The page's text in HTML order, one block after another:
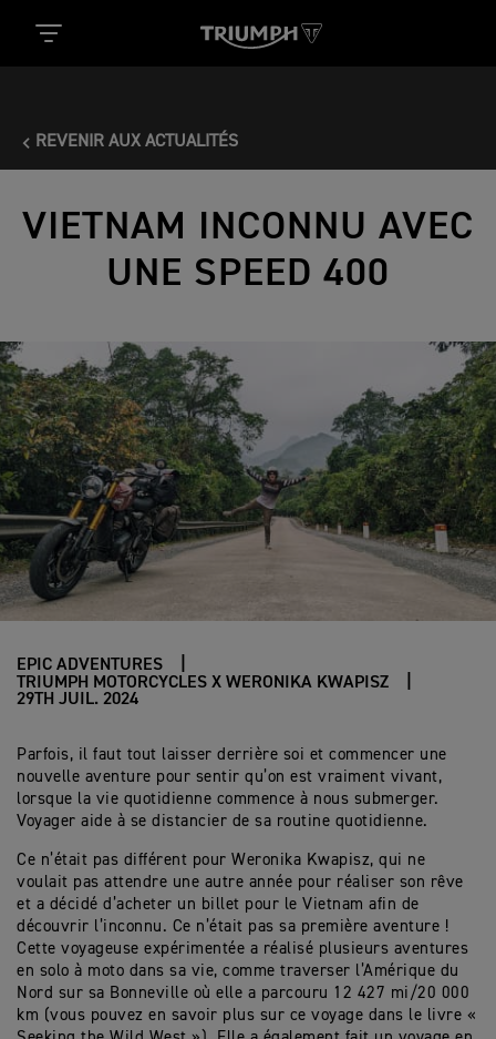
REVENIR AUX ACTUALITÉS
VIETNAM INCONNU AVEC
UNE SPEED 400
EPIC ADVENTURES
TRIUMPH MOTORCYCLES X WERONIKA KWAPISZ
29TH JUIL. 2024
Parfois, il faut tout laisser derrière soi et commencer une
nouvelle aventure pour sentir qu’on est vraiment vivant,
lorsque la vie quotidienne commence à nous submerger.
Voyager aide à se distancier de sa routine quotidienne.
Ce n’était pas différent pour Weronika Kwapisz, qui ne
voulait pas attendre une autre année pour réaliser son rêve
et a décidé d’acheter un billet pour le Vietnam afin de
découvrir l’inconnu. Ce n’était pas sa première aventure !
Cette voyageuse expérimentée a réalisé plusieurs aventures
en solo à moto dans sa vie, comme traverser l’Amérique du
Nord sur sa Bonneville où elle a parcouru 12 427 mi/20 000
km (vous pouvez en savoir plus sur ce voyage dans le livre «